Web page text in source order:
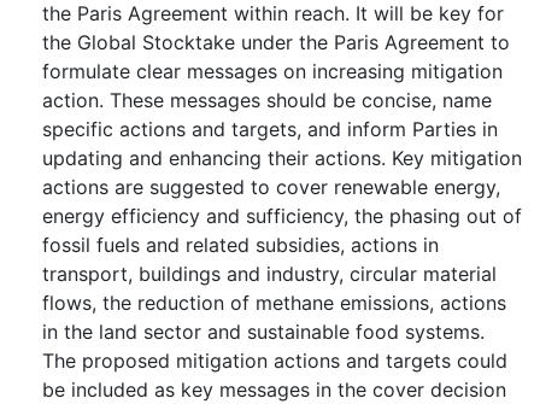
the Paris Agreement within reach. It will be key for
the Global Stocktake under the Paris Agreement to
formulate clear messages on increasing mitigation
action. These messages should be concise, name
specific actions and targets, and inform Parties in
updating and enhancing their actions. Key mitigation
actions are suggested to cover renewable energy,
energy efficiency and sufficiency, the phasing out of
fossil fuels and related subsidies, actions in
transport, buildings and industry, circular material
flows, the reduction of methane emissions, actions
in the land sector and sustainable food systems.
The proposed mitigation actions and targets could
be included as key messages in the cover decision